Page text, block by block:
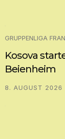
GRUPPENLIGA
Kosova
Beienheim
8. AUGUST 2026